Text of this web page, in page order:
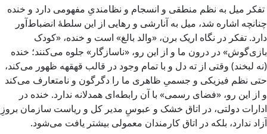
تفکر میل به نظم منطقی و انسجام و نظامندیِ مفهومی دارد و خنده
چنانچه اشاره شد، میل به آنارشی و رهایی از این سلطهٔ انضباط‌آور
دارد. تفکر در نگاه اریک برن، «والد بالغ» است و خنده، «کودک
بازی‌گوش» در درون ما و از این رو، «ناسازگار» جلوه می‌کنند؛ خنده
(نه لبخند) وقتی از ته دل و با تمام وجود در قالب قهقهه ظهور می‌کند،
حتی نظم فیزیکی و جسمیِ ظاهری ما را دگرگون و نامتعارف می‌کند
و از این رو، «فضای رسمی» با آن رابطه‌ای همدلانه ندارد. خنده در
ادارات دولتی، در اتاق خشک و عبوسِ مدیر کل و ریاست سازمان بروزِ
آزاد ندارد، بلکه در اتاق کارمندان معمولی بیشتر یافت می‌شود.